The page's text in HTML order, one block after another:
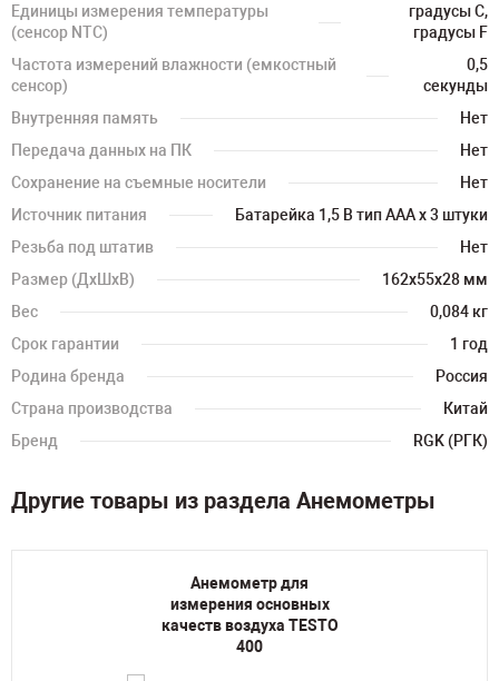
Единицы измерения температуры
(сенсор NTC)
градусы C,
градусы F
Частота измерений влажности (емкостный
сенсор)
0,5
секунды
Внутренняя память
Нет
Передача данных на ПК
Нет
Сохранение на съемные носители
Нет
Источник питания
Батарейка 1,5 В тип ААА x 3 штуки
Резьба под штатив
Нет
Размер (ДхШхВ)
162х55х28 мм
Вес
0,084 кг
Срок гарантии
1 год
Родина бренда
Россия
Страна производства
Китай
Бренд
RGK (РГК)
Другие товары из раздела Анемометры
Анемометр для
измерения основных
качеств воздуха TESTO
400